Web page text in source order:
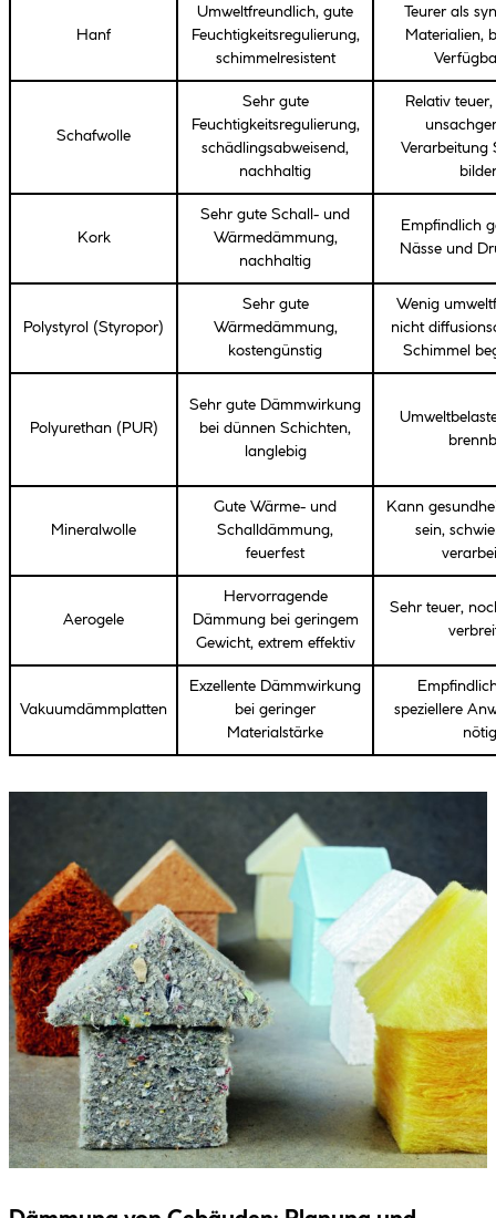
Hanf
Umweltfreundlich, gute
Feuchtigkeitsregulierung,
schimmelresistent
Teurer als
Materialien,
Schafwolle
Sehr gute
Feuchtigkeitsregulierung,
schädlingsabweisend,
nachhaltig
Relativ
Verarbeitung
Kork
Sehr gute Schall- und
Wärmedämmung,
nachhaltig
Empfindlich
Nässe und
Polystyrol (Styropor)
Sehr gute
Wärmedämmung,
kostengünstig
Wenig
nicht
Schimmel
Polyurethan (PUR)
Sehr gute Dämmwirkung
bei dünnen Schichten,
langlebig
Mineralwolle
Gute Wärme- und
Schalldämmung,
feuerfest
Kann
sein,
Aerogele
Hervorragende
Dämmung bei geringem
Gewicht, extrem effektiv
Sehr teuer,
Vakuumdämmplatten
Exzellente Dämmwirkung
bei geringer
Materialstärke
speziellere
nötig